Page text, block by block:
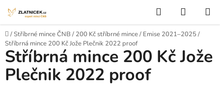
Hledat
Domů
/Stříbrné mince ČNB / 200 Kč stříbrné mince/ Emise 2021–2025/
Stříbrná mince 200 Kč Jože Plečnik 2022 proof
Stříbrná mince 200 Kč Jože
Plečnik 2022 proof